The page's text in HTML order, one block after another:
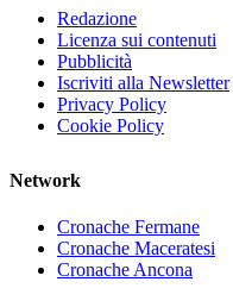
Redazione
Licenza sui contenuti
Pubblicità
Iscriviti alla Newsletter
Privacy Policy
Cookie Policy
Network
Cronache Fermane
Cronache Maceratesi
Cronache Ancona